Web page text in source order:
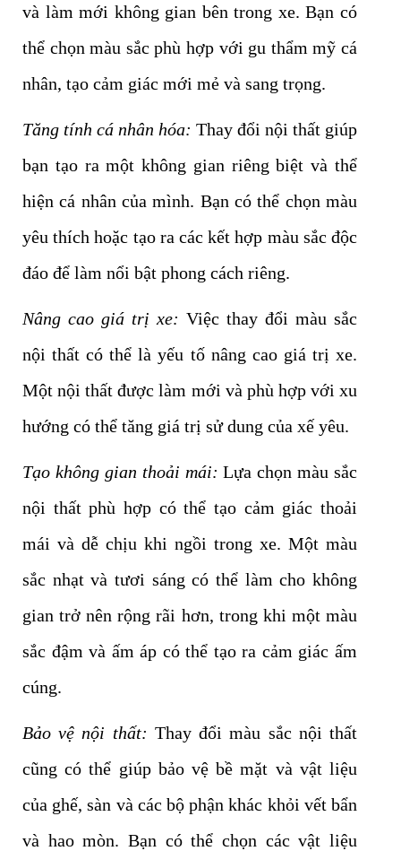
và làm mới không gian bên trong xe. Bạn có
thể chọn màu sắc phù hợp với gu thẩm mỹ cá
nhân, tạo cảm giác mới mẻ và sang trọng.
Tăng tính cá nhân hóa: Thay đổi nội thất giúp
bạn tạo ra một không gian riêng biệt và thể
hiện cá nhân của mình. Bạn có thể chọn màu
yêu thích hoặc tạo ra các kết hợp màu sắc độc
đáo để làm nổi bật phong cách riêng.
Nâng cao giá trị xe: Việc thay đổi màu sắc
nội thất có thể là yếu tố nâng cao giá trị xe.
Một nội thất được làm mới và phù hợp với xu
hướng có thể tăng giá trị sử dung của xế yêu.
Tạo không gian thoải mái: Lựa chọn màu sắc
nội thất phù hợp có thể tạo cảm giác thoải
mái và dễ chịu khi ngồi trong xe. Một màu
sắc nhạt và tươi sáng có thể làm cho không
gian trở nên rộng rãi hơn, trong khi một màu
sắc đậm và ấm áp có thể tạo ra cảm giác ấm
cúng.
Bảo vệ nội thất: Thay đổi màu sắc nội thất
cũng có thể giúp bảo vệ bề mặt và vật liệu
của ghế, sàn và các bộ phận khác khỏi vết bẩn
và hao mòn. Bạn có thể chọn các vật liệu